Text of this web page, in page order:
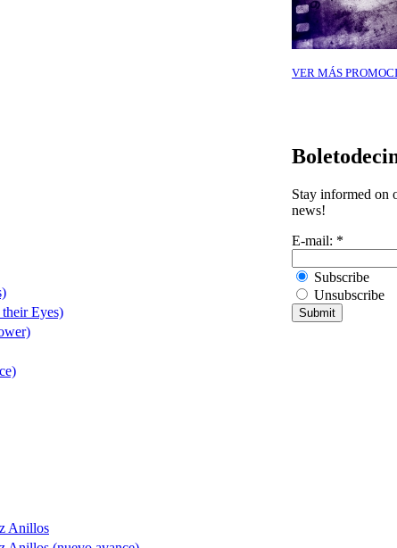
their Eyes)
Anillos
VER MÁS
Stay informed on
news!
E-mail: *
Subscribe
Unsubscribe